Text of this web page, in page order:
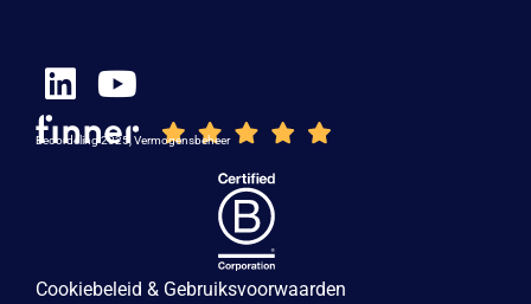
Beoordeling 2025, Vermogensbeheer
Cookiebeleid & Gebruiksvoorwaarden